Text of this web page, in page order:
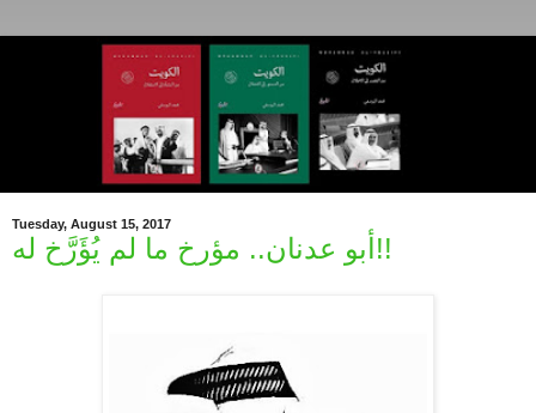
Tuesday, August 15, 2017
أبو عدنان.. مؤرخ ما لم يُؤَرَّخ له!!